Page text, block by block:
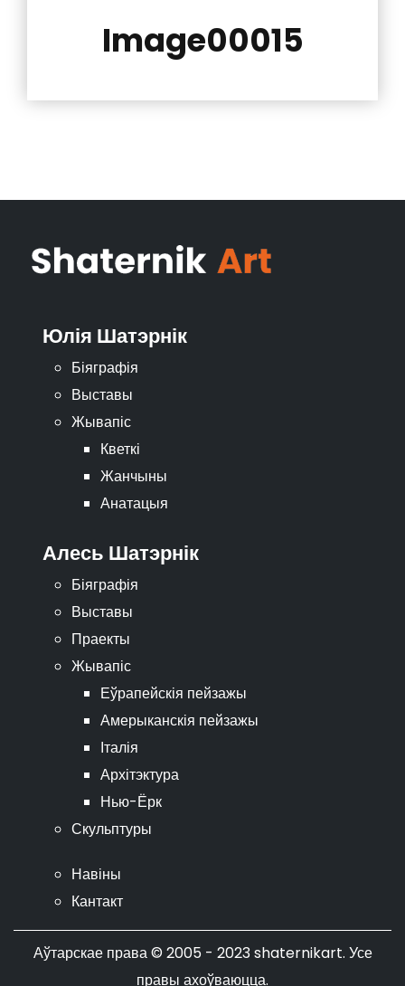
Image00015
Юлія Шатэрнік
Біяграфія
Выставы
Жывапіс
Кветкі
Жанчыны
Анатацыя
Алесь Шатэрнік
Біяграфія
Выставы
Праекты
Жывапіс
Еўрапейскія пейзажы
Амерыканскія пейзажы
Італія
Архітэктура
Нью-Ёрк
Скульптуры
Навіны
Кантакт
Аўтарскае права © 2005 - 2023 shaternikart. Усе
правы ахоўваюцца.